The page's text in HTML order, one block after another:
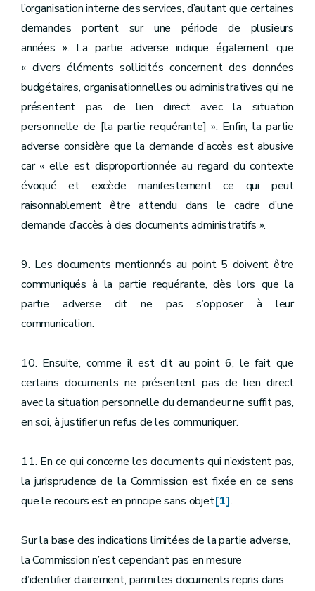
l’organisation interne des services, d’autant que certaines
demandes portent sur une période de plusieurs
années ». La partie adverse indique également que
« divers éléments sollicités concernent des données
budgétaires, organisationnelles ou administratives qui ne
présentent pas de lien direct avec la situation
personnelle de [la partie requérante] ». Enfin, la partie
adverse considère que la demande d’accès est abusive
car « elle est disproportionnée au regard du contexte
évoqué et excède manifestement ce qui peut
raisonnablement être attendu dans le cadre d’une
demande d’accès à des documents administratifs ».
9. Les documents mentionnés au point 5 doivent être
communiqués à la partie requérante, dès lors que la
partie adverse dit ne pas s’opposer à leur
communication.
10. Ensuite, comme il est dit au point 6, le fait que
certains documents ne présentent pas de lien direct
avec la situation personnelle du demandeur ne suffit pas,
en soi, à justifier un refus de les communiquer.
11. En ce qui concerne les documents qui n’existent pas,
la jurisprudence de la Commission est fixée en ce sens
que le recours est en principe sans objet[1].
Sur la base des indications limitées de la partie adverse,
la Commission n’est cependant pas en mesure
d’identifier clairement, parmi les documents repris dans